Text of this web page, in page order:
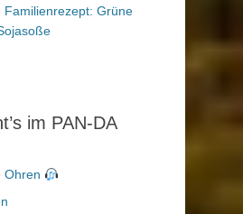
Familienrezept: Grüne
im PAN-DA
Ohren